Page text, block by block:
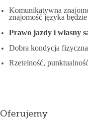
Komunikatywna
znajomość języka
Prawo jazdy i własny
Dobra kondycja
Rzetelność,
Oferujemy